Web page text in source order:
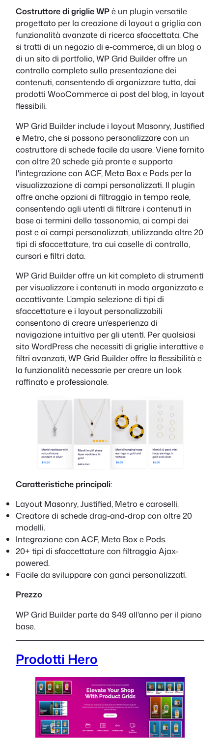
Costruttore di griglie WPè un plugin versatile
progettato per la creazione di layout a griglia con
funzionalità avanzate di ricerca sfaccettata. Che
si tratti di un negozio di e-commerce, di un blog o
di un sito di portfolio, WP Grid Builder offre un
controllo completo sulla presentazione dei
contenuti, consentendo di organizzare tutto, dai
prodotti WooCommerce ai post del blog, in layout
flessibili.
WP Grid Builder include i layout Masonry, Justified
e Metro, che si possono personalizzare con un
costruttore di schede facile da usare. Viene fornito
con oltre 20 schede già pronte e supporta
l'integrazione con ACF, Meta Box e Pods per la
visualizzazione di campi personalizzati. Il plugin
offre anche opzioni di filtraggio in tempo reale,
consentendo agli utenti di filtrare i contenuti in
base ai termini della tassonomia, ai campi dei
post e ai campi personalizzati, utilizzando oltre 20
tipi di sfaccettature, tra cui caselle di controllo,
cursori e filtri data.
WP Grid Builder offre un kit completo di strumenti
per visualizzare i contenuti in modo organizzato e
accattivante. L'ampia selezione di tipi di
sfaccettature e i layout personalizzabili
consentono di creare un'esperienza di
navigazione intuitiva per gli utenti. Per qualsiasi
sito WordPress che necessiti di griglie interattive e
filtri avanzati, WP Grid Builder offre la flessibilità e
la funzionalità necessarie per creare un look
raffinato e professionale.
Caratteristiche principali:
Layout Masonry, Justified, Metro e caroselli.
Creatore di schede drag-and-drop con oltre 20
modelli.
Integrazione con ACF, Meta Box e Pods.
20+ tipi di sfaccettature con filtraggio Ajax-
powered.
Facile da sviluppare con ganci personalizzati.
Prezzo
WP Grid Builder parte da $49 all'anno per il piano
base.
Prodotti Hero